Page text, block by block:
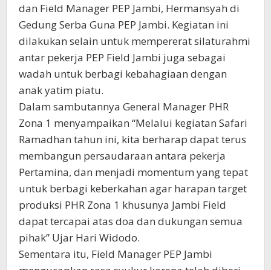
dan Field Manager PEP Jambi, Hermansyah di
Gedung Serba Guna PEP Jambi. Kegiatan ini
dilakukan selain untuk mempererat silaturahmi
antar pekerja PEP Field Jambi juga sebagai
wadah untuk berbagi kebahagiaan dengan
anak yatim piatu.
Dalam sambutannya General Manager PHR
Zona 1 menyampaikan “Melalui kegiatan Safari
Ramadhan tahun ini, kita berharap dapat terus
membangun persaudaraan antara pekerja
Pertamina, dan menjadi momentum yang tepat
untuk berbagi keberkahan agar harapan target
produksi PHR Zona 1 khusunya Jambi Field
dapat tercapai atas doa dan dukungan semua
pihak” Ujar Hari Widodo.
Sementara itu, Field Manager PEP Jambi